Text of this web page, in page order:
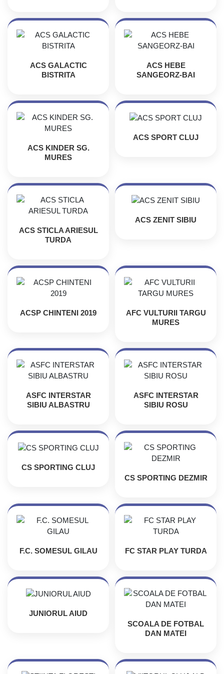
ACS GALACTIC
BISTRITA
ACS HEBE
SANGEORZ-BAI
ACS KINDER SG.
MURES
ACS SPORT CLUJ
ACS STICLA ARIESUL
TURDA
ACS ZENIT SIBIU
ACSP CHINTENI 2019
AFC VULTURII TARGU
MURES
ASFC INTERSTAR
SIBIU ALBASTRU
ASFC INTERSTAR
SIBIU ROSU
CS SPORTING CLUJ
CS SPORTING DEZMIR
F.C. SOMESUL GILAU FC STAR PLAY TURDA
JUNIORUL AIUD
SCOALA DE FOTBAL
DAN MATEI